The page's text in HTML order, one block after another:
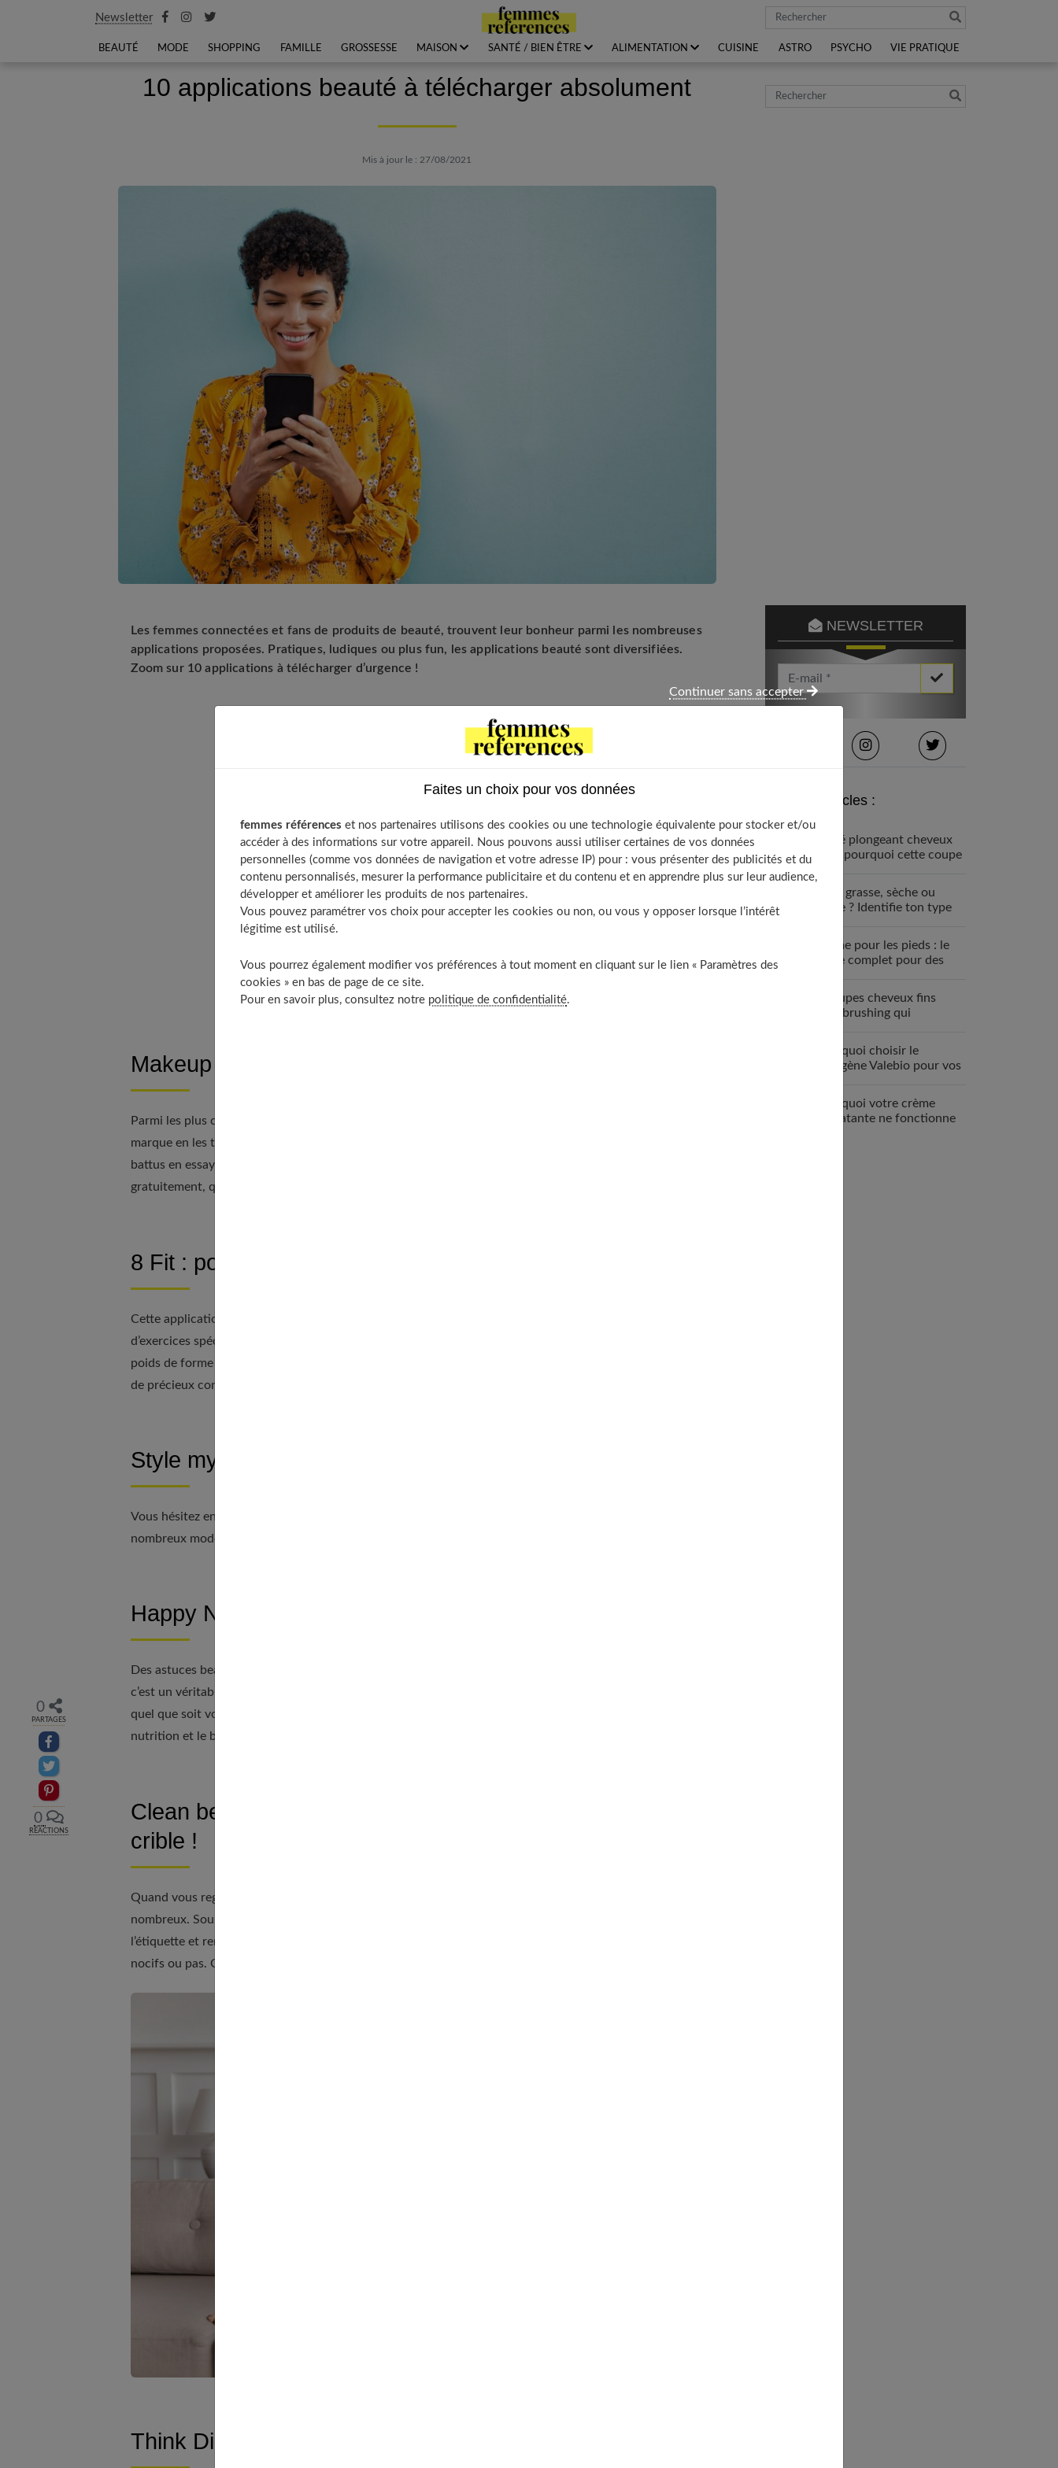
Newsletter Rechercher
BEAUTÉ MODE SHOPPING FAMILLE GROSSESSE MAISON SANTÉ / BIEN ÊTRE ALIMENTATION CUISINE ASTRO PSYCHO VIE PRATIQUE
10 applications beauté à télécharger absolument
Mis à jour le : 27/08/2021
Les femmes connectées et fans de produits de beauté, trouvent leur bonheur parmi les nombreuses
applications proposées. Pratiques, ludiques ou plus fun, les applications beauté sont diversifiées.
Zoom sur 10 applications à télécharger d’urgence !
0
PARTAGES
Partager sur facebook
Partager sur Twitter
Epingler sur Pinterest
0
RÉACTIONS
Happy N’Good
Clean beauty : l’appli pour passer vos cosmétiques au crible !
Think Dirty : pour évaluer la qualité des cosmétiques
Beauté-test : parfaite pour les beauty addict
Biutag : pour trouver les produits qui vous conviennent vraiment
Coiffure étape par étape
Makeup Génius de l’Oréal Paris
Parmi les plus connues, cette application est facile à utiliser et elle vous aide à choisir les produits de la
marque en les testant grâce à la réalité augmentée. Créez des looks originaux et sortez des sentiers
battus en essayant également les dernières nouveautés. Optez pour ce miroir digital, rapidement et
gratuitement, que vous soyez sur Android ou Apple !
8 Fit : pour un corps de rêve !
Cette application vous permet d’obtenir un corps tonique et sain ! Menus adaptés, programmes
d’exercices spécialement pour vous, suivi personnalisé… Tout est fait pour vous aider à retrouver votre
poids de forme et votre silhouette. Cette application joue le rôle de coach personnel en vous divulguant
de précieux conseils. Elle est entièrement gratuite et téléchargeable sur Apple et Android.
Style my Hair de l’Oréal Professionnel
Vous hésitez entre deux coupes de cheveux ? Vous allez pouvoir tester différentes coiffures, parmi les
nombreux modèles que vous propose cette appli gratuite et disponible sur Android et Apple.
Happy N’Good
Des astuces beauté et bien-être, des entrainements, des recettes, des défis, des listes… Happy N’Good,
c’est un véritable coffre aux trésors pour les addictes de beauté et d’idées. Cette appli, gratuite et dispo,
quel que soit votre Smartphone, a été créée par une jeune blogueuse passionnée par le sport, la
nutrition et le bien-être.
Clean beauty : l’appli pour passer vos cosmétiques au
crible !
Quand vous regardez l’étiquette de vos cosmétiques, les composants non identifiables sont très
nombreux. Sous ces mots compliqués peuvent se cacher des substances nocives. Prenez une photo de
l’étiquette et rentrez-la dans l’appli, vous savez tout de suite, si votre produit contient des ingrédients
nocifs ou pas. Cette dernière est gratuite et téléchargeable sur Apple et Android.
Think Dirty : pour évaluer la qualité des cosmétiques
Rechercher
NEWSLETTER
Votre Email *
Derniers articles :
Carré plongeant cheveux
fins : pourquoi cette coupe
Peau grasse, sèche ou
mixte ? Identifie ton type
Crème pour les pieds : le
guide complet pour des
7 coupes cheveux fins
sans brushing qui
Pourquoi choisir le
collagène Valebio pour vos
Pourquoi votre crème
hydratante ne fonctionne
Faites un choix pour vos données
femmes références et nos partenaires utilisons des cookies ou une technologie équivalente pour stocker et/ou
accéder à des informations sur votre appareil. Nous pouvons aussi utiliser certaines de vos données
personnelles (comme vos données de navigation et votre adresse IP) pour : vous présenter des publicités et du
contenu personnalisés, mesurer la performance publicitaire et du contenu et en apprendre plus sur leur audience,
développer et améliorer les produits de nos partenaires.
Vous pouvez paramétrer vos choix pour accepter les cookies ou non, ou vous y opposer lorsque l’intérêt
légitime est utilisé.
Vous pourrez également modifier vos préférences à tout moment en cliquant sur le lien « Paramètres des
cookies » en bas de page de ce site.
Pour en savoir plus, consultez notre politique de confidentialité.
Continuer sans accepter